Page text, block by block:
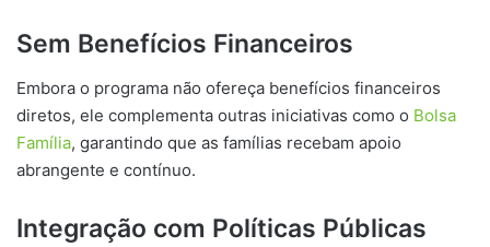
Sem Benefícios Financeiros
Embora o programa não ofereça benefícios financeiros
diretos, ele complementa outras iniciativas como o Bolsa
Família, garantindo que as famílias recebam apoio
abrangente e contínuo.
Integração com Políticas Públicas